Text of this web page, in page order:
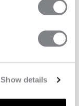
Show details